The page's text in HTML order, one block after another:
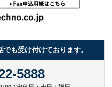
も受け付けております。
5888